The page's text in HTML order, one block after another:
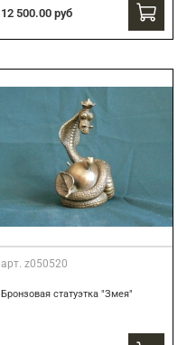
12 500.00 руб
арт. z050520
Бронзовая статуэтка "Змея"